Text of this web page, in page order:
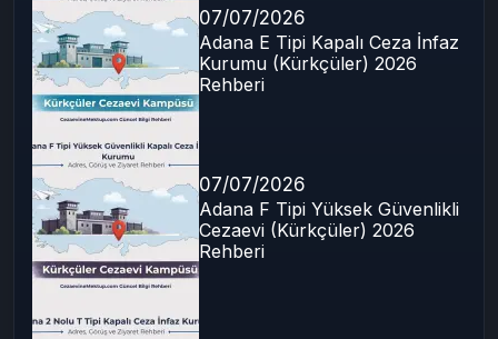
07/07/2026
Adana E Tipi Kapalı Ceza İnfaz
Kurumu (Kürkçüler) 2026
Rehberi
07/07/2026
Adana F Tipi Yüksek Güvenlikli
Cezaevi (Kürkçüler) 2026
Rehberi